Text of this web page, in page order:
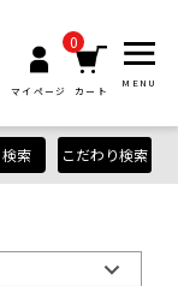
マイページ
0
カート
MENU
検索 こだわり検索